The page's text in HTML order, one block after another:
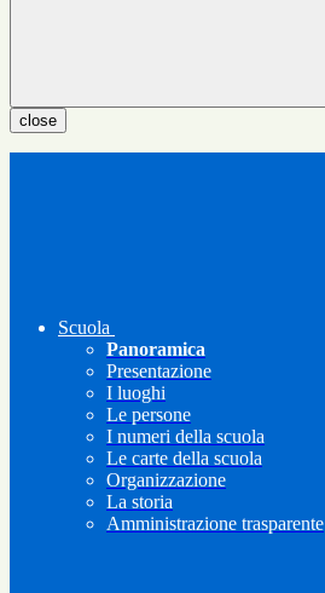
close
Scuola
Panoramica
Presentazione
I luoghi
Le persone
I numeri della scuola
Le carte della scuola
Organizzazione
La storia
Amministrazione trasparente